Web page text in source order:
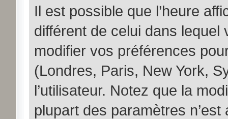
Il est possible que l’heure
différent de celui dans
modifier vos préférences
(Londres, Paris, New York,
l’utilisateur. Notez que la
plupart des paramètres